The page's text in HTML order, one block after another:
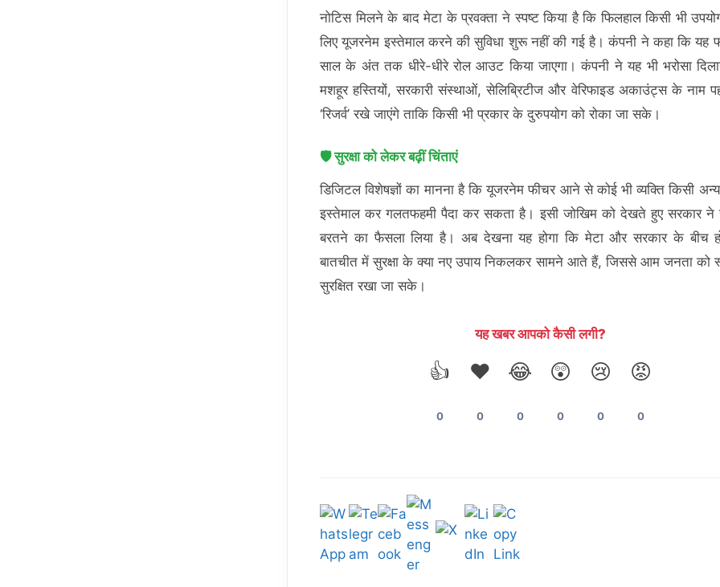
नोटिस मिलने के बाद मेटा के प्रवक्ता ने स्पष्ट किया है कि फिलहाल किसी भी
लिए यूजरनेम इस्तेमाल करने की सुविधा शुरू नहीं की गई है। कंपनी ने कहा कि यह
साल के अंत तक धीरे-धीरे रोल आउट किया जाएगा। कंपनी ने यह भी भरोसा
मशहूर हस्तियों, सरकारी संस्थाओं, सेलिब्रिटीज और वेरिफाइड अकाउंट्स के नाम
‘रिजर्व’ रखे जाएंगे ताकि किसी भी प्रकार के दुरुपयोग को रोका जा सके।
🛡️सुरक्षा को लेकर बढ़ीं चिंताएं
डिजिटल विशेषज्ञों का मानना है कि यूजरनेम फीचर आने से कोई भी व्यक्ति किसी
इस्तेमाल कर गलतफहमी पैदा कर सकता है। इसी जोखिम को देखते हुए सरकार ने
बरतने का फैसला लिया है। अब देखना यह होगा कि मेटा और सरकार के बीच
बातचीत में सुरक्षा के क्या नए उपाय निकलकर सामने आते हैं, जिससे आम जनता को
सुरक्षित रखा जा सके।
यह खबर आपको कैसी लगी?
👍
0
❤️
0
😂
0
😲
0
😢
0
😡
0